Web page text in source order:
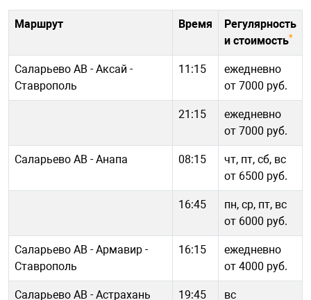
Маршрут Время
Регулярность
и стоимость*
Саларьево АВ - Аксай -
Ставрополь
11:15
ежедневно
от 7000 руб.
21:15
ежедневно
от 7000 руб.
Саларьево АВ - Анапа 08:15
чт, пт, сб, вс
от 6500 руб.
16:45
пн, ср, пт, вс
от 6000 руб.
Саларьево АВ - Армавир -
Ставрополь
16:15
ежедневно
от 4000 руб.
Саларьево АВ - Астрахань 19:45
вс